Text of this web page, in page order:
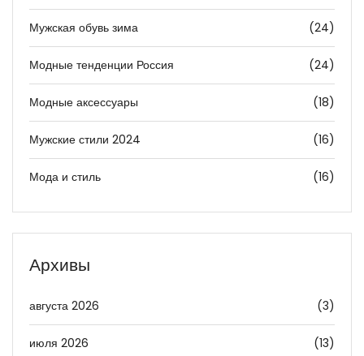
Мужская обувь зима (24)
Модные тенденции Россия (24)
Модные аксессуары (18)
Мужские стили 2024 (16)
Мода и стиль (16)
Архивы
августа 2026 (3)
июля 2026 (13)